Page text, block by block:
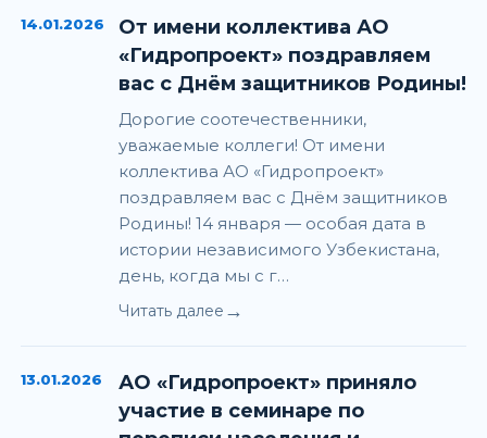
14.01.2026
От имени коллектива АО
«Гидропроект» поздравляем
вас с Днём защитников Родины!
Дорогие соотечественники,
уважаемые коллеги! От имени
коллектива АО «Гидропроект»
поздравляем вас с Днём защитников
Родины! 14 января — особая дата в
истории независимого Узбекистана,
день, когда мы с г…
Читать далее →
13.01.2026
АО «Гидропроект» приняло
участие в семинаре по